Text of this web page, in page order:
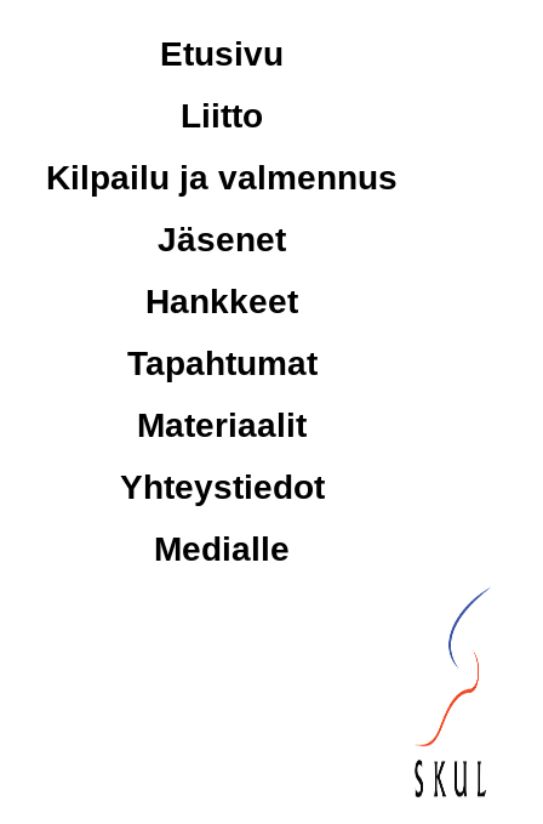
Etusivu
Liitto
Kilpailu ja valmennus
Jäsenet
Hankkeet
Tapahtumat
Materiaalit
Yhteystiedot
Medialle